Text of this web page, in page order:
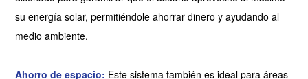
su energía solar, permitiéndole ahorrar dinero y ayudando al
medio ambiente.
Ahorro de espacio: Este sistema también es ideal para áreas